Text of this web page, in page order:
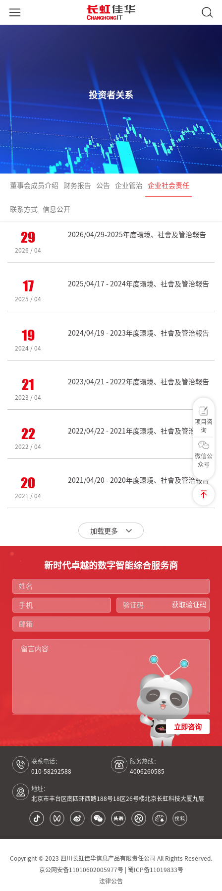
投资者关系
董事会成员介绍 财务报告 公告 企业管治 企业社会责任
联系方式 信息公开
29
2026 / 04
2026/04/29-2025年度環境、社會及管治報告
17
2025 / 04
2025/04/17 - 2024年度環境、社會及管治報告
19
2024 / 04
2024/04/19 - 2023年度環境、社會及管治報告
21
2023 / 04
2023/04/21 - 2022年度環境、社會及管治報告
22
2022 / 04
2022/04/22 - 2021年度環境、社會及管治報告
20
2021 / 04
2021/04/20 - 2020年度環境、社會及管治報告
加载更多
项目咨
询
微信公
众号
新时代卓越的数字智能综合服务商
获取验证码
立即咨询
联系电话：
010-58292588
服务热线：
4006260585
地址：
北京市丰台区南四环西路188号18区26号楼北京长虹科技大厦九层
Copyright © 2023 四川长虹佳华信息产品有限责任公司 All Rights Reserved.
京公网安备11010602005977号 | 蜀ICP备11019833号
法律公告